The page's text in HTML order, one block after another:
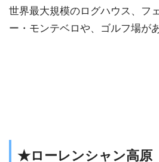
世界最大規模のログハウス、フ
ー・モンテベロや、ゴルフ場が
★ローレンシャン高原